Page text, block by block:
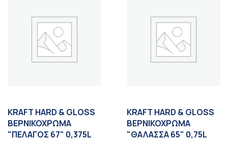
KRAFT HARD & GLOSS
ΒΕΡΝΙΚΟΧΡΩΜΑ
"ΠΕΛΑΓΟΣ 67" 0,375L
KRAFT HARD & GLOSS
ΒΕΡΝΙΚΟΧΡΩΜΑ
"ΘΑΛΑΣΣΑ 65" 0,75L